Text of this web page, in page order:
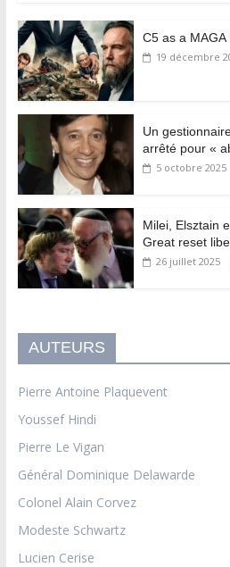
C5 as a
19 décembre
Un
arrêté pour «
5 octobre 2025
Milei, Elsztain
Great reset
26 juillet 2025
AUTEURS
Pierre Antoine Plaquevent
Youssef Hindi
Pierre Le Vigan
Général Dominique Delawarde
Colonel Alain Corvez
Modeste Schwartz
Lucien Cerise